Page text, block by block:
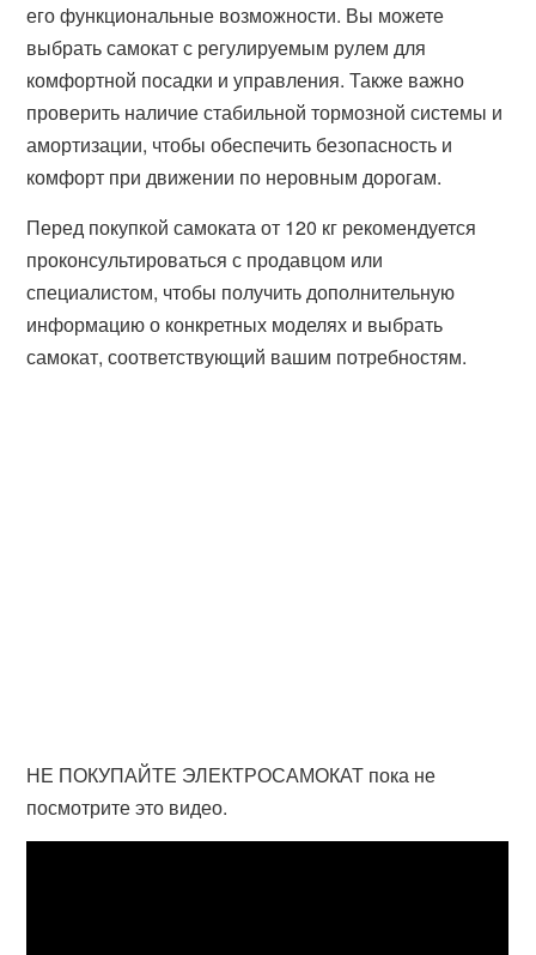
его функциональные возможности. Вы можете
выбрать самокат с регулируемым рулем для
комфортной посадки и управления. Также важно
проверить наличие стабильной тормозной системы и
амортизации, чтобы обеспечить безопасность и
комфорт при движении по неровным дорогам.
Перед покупкой самоката от 120 кг рекомендуется
проконсультироваться с продавцом или
специалистом, чтобы получить дополнительную
информацию о конкретных моделях и выбрать
самокат, соответствующий вашим потребностям.
НЕ ПОКУПАЙТЕ ЭЛЕКТРОСАМОКАТ пока не
посмотрите это видео.